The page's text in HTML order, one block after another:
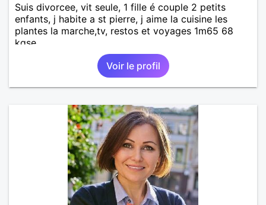
Suis divorcee, vit seule, 1 fille é couple 2 petits
enfants, j habite a st pierre, j aime la cuisine les
plantes la marche,tv, restos et voyages 1m65 68
kgse
Voir le profil